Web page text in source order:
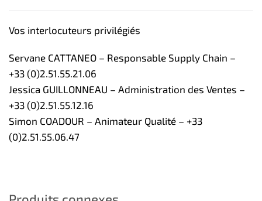
Vos interlocuteurs privilégiés
Servane CATTANEO – Responsable Supply Chain –
+33 (0)2.51.55.21.06
Jessica GUILLONNEAU – Administration des Ventes –
+33 (0)2.51.55.12.16
Simon COADOUR – Animateur Qualité – +33
(0)2.51.55.06.47